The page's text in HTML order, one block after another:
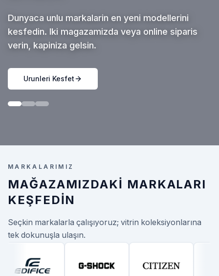
Dunyaca unlu markalarin en yeni modellerini
kesfedin. Iki magazamizda veya online siparis
verin, kapiniza gelsin.
Urunleri Kesfet
MARKALARIMIZ
MAĞAZAMIZDAKI MARKALARI
KEŞFEDIN
Seçkin markalarla çalışıyoruz; vitrin koleksiyonlarına
tek dokunuşla ulaşın.